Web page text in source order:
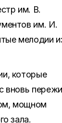
им. В.
им. И.
мелодии
которые
вновь
мощном
зала.